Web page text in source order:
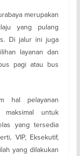
merupakan
yang pulang
Di jalur ini juga
layanan dan
pagi atau bus
hal pelayanan
untuk
yang tersedia
VIP, Eksekutif,
yang dilakukan